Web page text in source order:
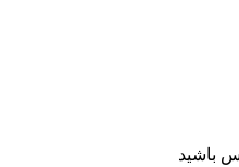
باشید